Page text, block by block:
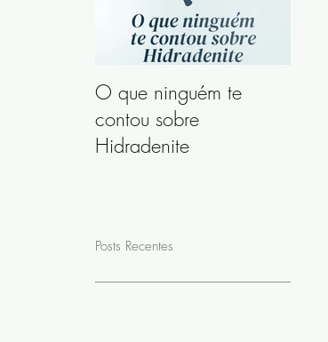
O que ninguém te
contou sobre
Hidradenite
Posts Recentes